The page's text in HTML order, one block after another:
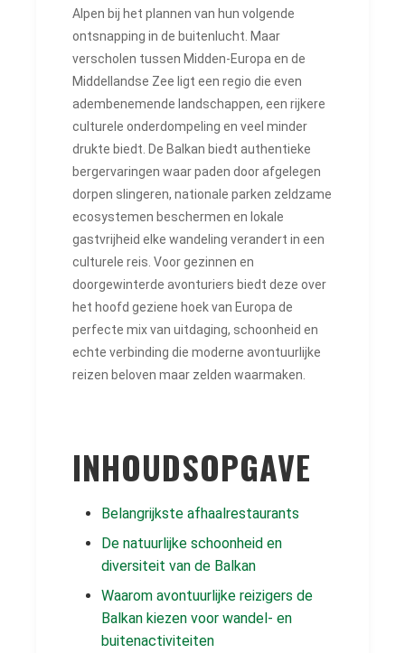
Alpen bij het plannen van hun volgende
ontsnapping in de buitenlucht. Maar
verscholen tussen Midden-Europa en de
Middellandse Zee ligt een regio die even
adembenemende landschappen, een rijkere
culturele onderdompeling en veel minder
drukte biedt. De Balkan biedt authentieke
bergervaringen waar paden door afgelegen
dorpen slingeren, nationale parken zeldzame
ecosystemen beschermen en lokale
gastvrijheid elke wandeling verandert in een
culturele reis. Voor gezinnen en
doorgewinterde avonturiers biedt deze over
het hoofd geziene hoek van Europa de
perfecte mix van uitdaging, schoonheid en
echte verbinding die moderne avontuurlijke
reizen beloven maar zelden waarmaken.
INHOUDSOPGAVE
Belangrijkste afhaalrestaurants
De natuurlijke schoonheid en
diversiteit van de Balkan
Waarom avontuurlijke reizigers de
Balkan kiezen voor wandel- en
buitenactiviteiten